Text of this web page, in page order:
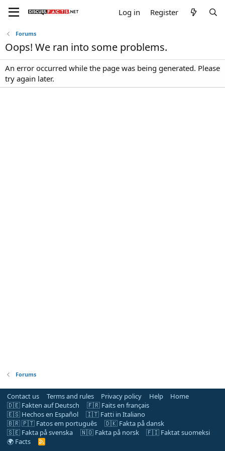
Log in Register
Forums
Oops! We ran into some problems.
An error occurred while the page was being generated. Please
try again later.
Forums
Contact us Terms and rules Privacy policy Help
Home
🇩🇪 Fakten auf Deutsch
🇫🇷 Faits en français
🇪🇸 Hechos en Español
🇮🇹 Fatti in Italiano
🇧🇷 🇵🇹 Fatos em português
🇩🇰 Fakta på dansk
🇸🇪 Fakta på svenska
🇳🇴 Fakta på norsk
🇫🇮 Faktat suomeksi
🌍 Facts
R